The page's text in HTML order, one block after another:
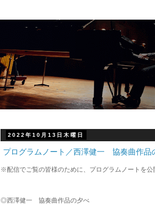
2022年10月13日木曜日
プログラムノート／西澤健一 協奏曲作品
※配信でご覧の皆様のために、プログラムノートを公
◎西澤健一 協奏曲作品の夕べ